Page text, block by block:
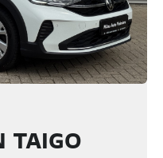
TAIGO